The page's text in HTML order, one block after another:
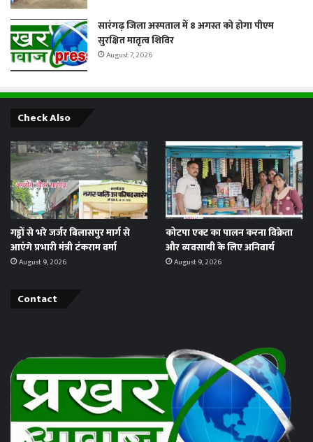
सारंगढ़ जिला अस्पताल में 8 अगस्त को होगा पीएम
सुरक्षित मातृत्व शिविर
August 7, 2026
Check Also
गड्ढों से भरे जर्जर बिलासपुर मार्ग से
आएंगे प्रभारी मंत्री टंकराम वर्मा
August 9, 2026
कोटपा एक्ट का पालन करना विक्रेता
और व्यवसायी के लिए अनिवार्य
August 9, 2026
Contact